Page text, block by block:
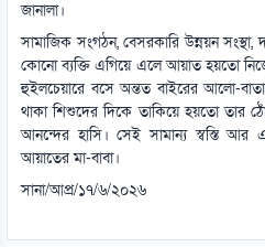
জানালা।
সামাজিক সংগঠন, বেসরকারি উন্নয়ন সংস্থা,
কোনো ব্যক্তি এগিয়ে এলে আয়াত হয়তো
হুইলচেয়ারে বসে অন্তত বাইরের আলো-
থাকা শিশুদের দিকে তাকিয়ে হয়তো তার
আনন্দের হাসি। সেই সামান্য স্বস্তি
আয়াতের মা-বাবা।
সানা/আপ্র/১৭/৬/২০২৬